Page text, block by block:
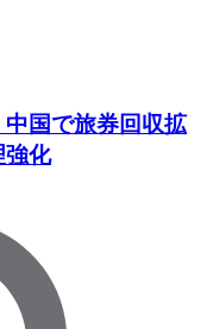
国で旅券回収拡
化